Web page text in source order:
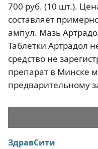
700 руб. (10 шт.).
составляет
ампул. Мазь
Таблетки Артрадол
средство не
препарат в Минске
предварительному
ЗдравСити